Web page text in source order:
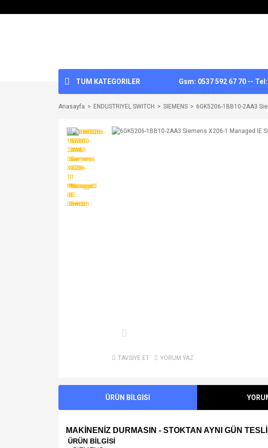
TUM KATEGORILER Gsm: 0537 592 67 70 --
Anasayfa ENDUSTRIYEL SWITCH SIEMENS 6GK5206-1BB10-2AA3
TAVSİYE ET YORUM YAZ
ÜRÜN BİLGİSİ
MAKİNENİZ DURMASIN - STOKTAN AYNI GÜN
ÜRÜN BİLGİSİ